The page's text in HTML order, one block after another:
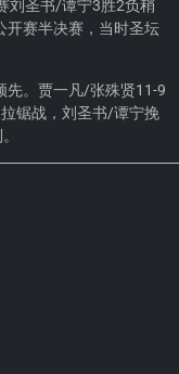
刘圣书/谭宁3胜2负稍
开赛半决赛，当时圣坛
先。贾一凡/张殊贤11-9
锯战，刘圣书/谭宁挽